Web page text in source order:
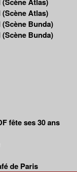
Atlas)
Bunda)
Bunda)
fête ses 30 ans
de Paris